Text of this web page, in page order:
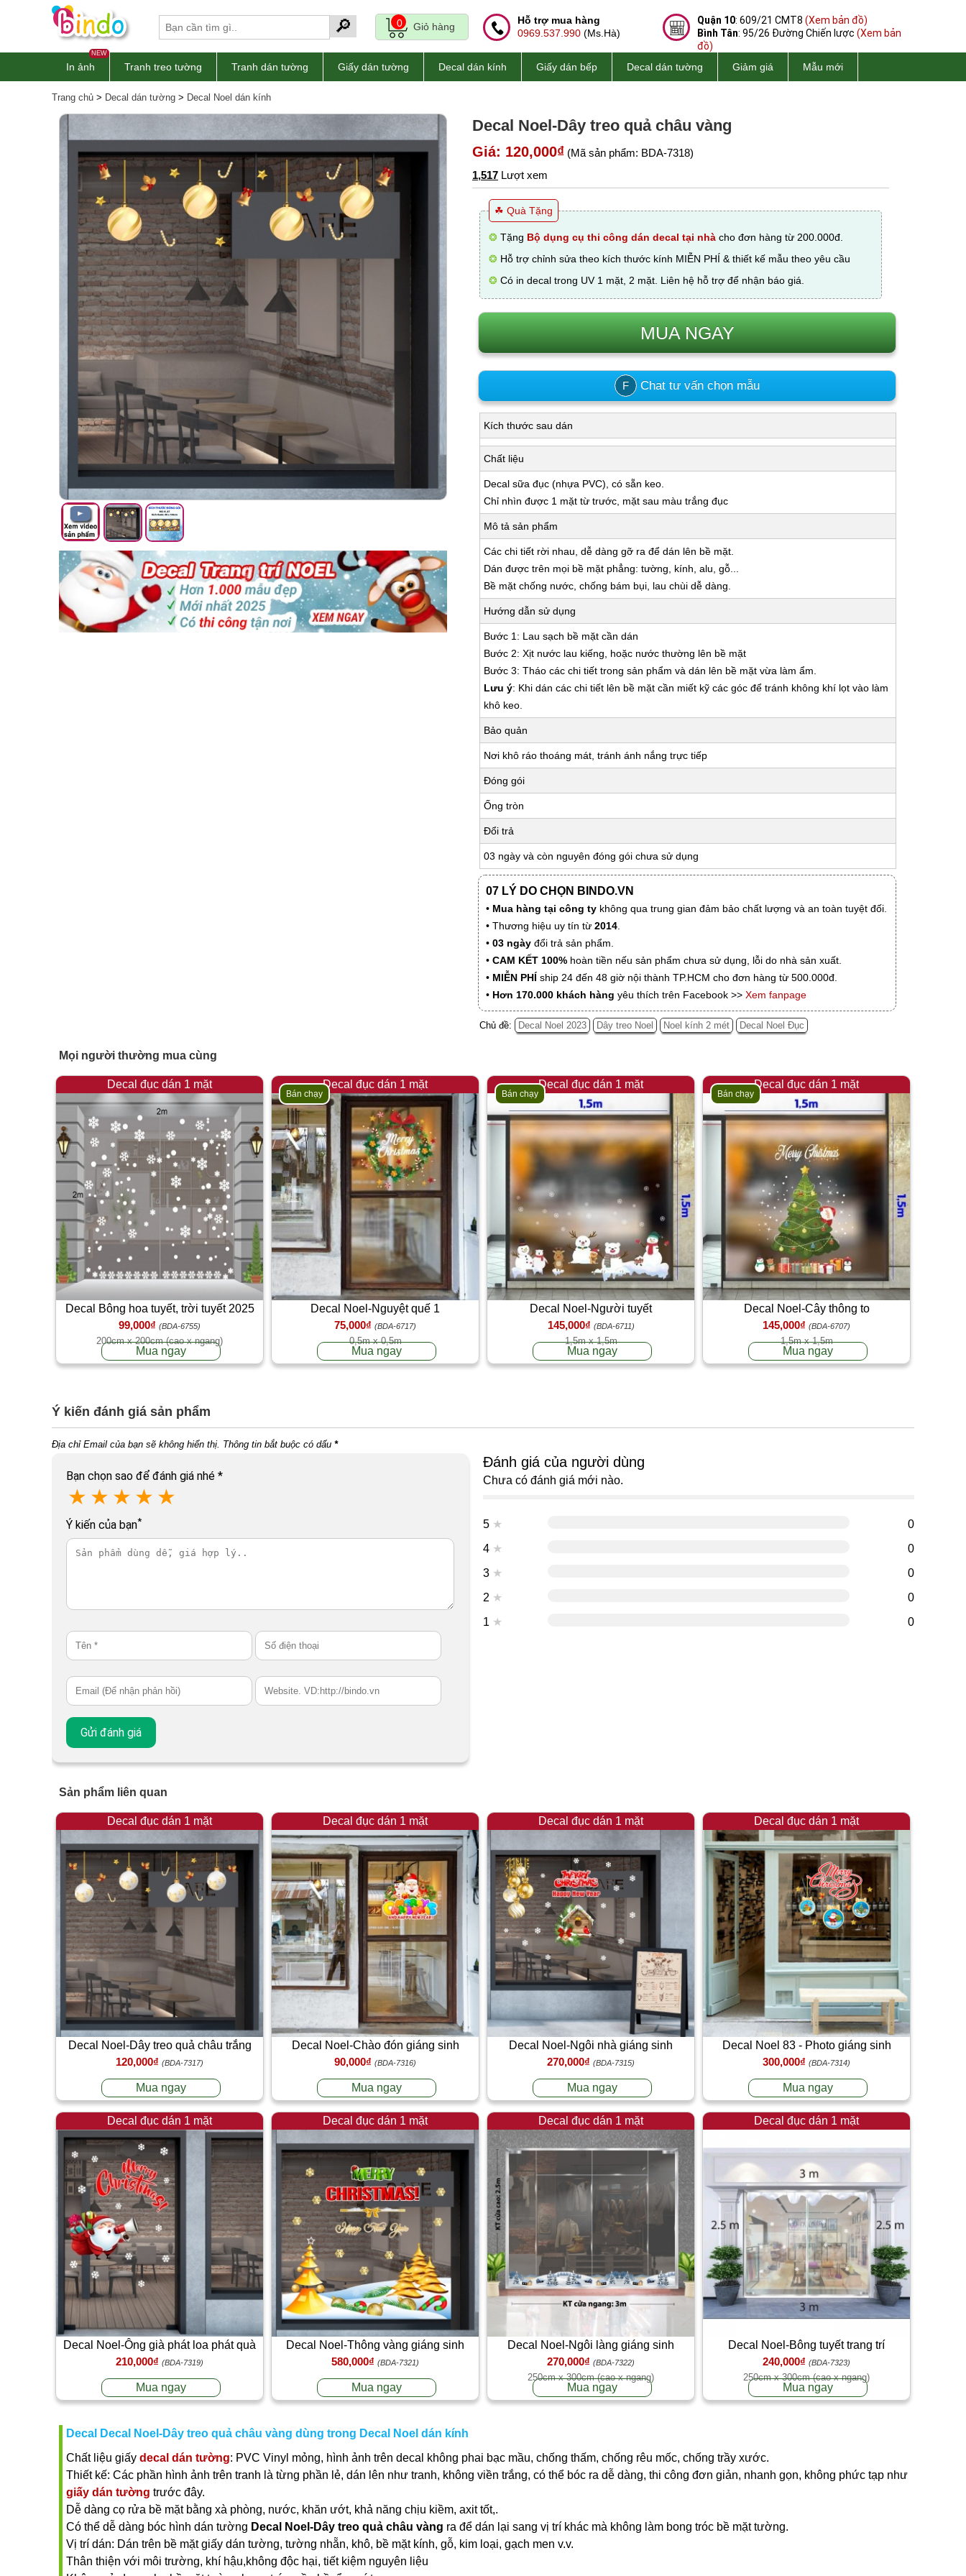
🔎 0 Giỏ hàng
Hỗ trợ mua hàng
0969.537.990 (Ms.Hà)
Quận 10: 609/21 CMT8 (Xem bản đồ)
Bình Tân: 95/26 Đường Chiến lược (Xem bản
đồ)
NEW
In ảnh Tranh treo tường Tranh dán tường Giấy dán tường Decal dán kính Giấy dán bếp Decal dán tường Giảm giá Mẫu mới
Trang chủ > Decal dán tường > Decal Noel dán kính
Decal Noel-Dây treo quả châu vàng
Giá: 120,000₫ (Mã sản phẩm: BDA-7318)
1,517 Lượt xem
☘ Quà Tặng
❂ Tặng Bộ dụng cụ thi công dán decal tại nhà cho đơn hàng từ 200.000đ.
❂ Hỗ trợ chỉnh sửa theo kích thước kính MIỄN PHÍ & thiết kế mẫu theo yêu cầu
❂ Có in decal trong UV 1 mặt, 2 mặt. Liên hệ hỗ trợ để nhận báo giá.
MUA NGAY
F Chat tư vấn chọn mẫu
Kích thước sau dán
Chất liệu
Decal sữa đục (nhựa PVC), có sẵn keo.
Chỉ nhìn được 1 mặt từ trước, mặt sau màu trắng đục
Mô tả sản phẩm
Các chi tiết rời nhau, dễ dàng gỡ ra để dán lên bề mặt.
Dán được trên mọi bề mặt phẳng: tường, kính, alu, gỗ...
Bề mặt chống nước, chống bám bụi, lau chùi dễ dàng.
Hướng dẫn sử dụng
Bước 1: Lau sạch bề mặt cần dán
Bước 2: Xịt nước lau kiếng, hoặc nước thường lên bề mặt
Bước 3: Tháo các chi tiết trong sản phẩm và dán lên bề mặt vừa làm ẩm.
Lưu ý: Khi dán các chi tiết lên bề mặt cần miết kỹ các góc để tránh không khí lọt vào làm
khô keo.
Bảo quản
Nơi khô ráo thoáng mát, tránh ánh nắng trực tiếp
Đóng gói
Ống tròn
Đổi trả
03 ngày và còn nguyên đóng gói chưa sử dụng
07 LÝ DO CHỌN BINDO.VN
• Mua hàng tại công ty không qua trung gian đảm bảo chất lượng và an toàn tuyệt đối.
• Thương hiệu uy tín từ 2014
• 03 ngày đổi trả sản phẩm.
• CAM KẾT 100% hoàn tiền nếu sản phẩm chưa sử dụng, lỗi do nhà sản xuất.
• MIỄN PHÍ ship 24 đến 48 giờ nội thành TP.HCM cho đơn hàng từ 500.000đ.
• Hơn 170.000 khách hàng yêu thích trên Facebook >> Xem fanpage
Chủ đề: Decal Noel 2023 Dây treo Noel Noel kính 2 mét Decal Noel Đục
Mọi người thường mua cùng
Decal đục dán 1 mặt
Decal Bông hoa tuyết, trời tuyết 2025
99,000₫ (BDA-6755)
200cm x 200cm (cao x ngang)
Mua ngay
Decal đục dán 1 mặt
Bán chạy
Decal Noel-Nguyệt quế 1
75,000₫ (BDA-6717)
0,5m x 0,5m
Mua ngay
Decal đục dán 1 mặt
Bán chạy
Decal Noel-Người tuyết
145,000₫ (BDA-6711)
1,5m x 1,5m
Mua ngay
Decal đục dán 1 mặt
Bán chạy
Decal Noel-Cây thông to
145,000₫ (BDA-6707)
1,5m x 1,5m
Mua ngay
Ý kiến đánh giá sản phẩm
Địa chỉ Email của bạn sẽ không hiển thị. Thông tin bắt buộc có dấu *
Bạn chọn sao để đánh giá nhé *
★ ★ ★ ★ ★
Ý kiến của bạn*
Đánh giá của người dùng
Chưa có đánh giá mới nào.
5 ★
0
4 ★
0
3 ★
0
2 ★
0
1 ★ 0
Sản phẩm liên quan
Decal đục dán 1 mặt
Decal Noel-Dây treo quả châu trắng
120,000₫ (BDA-7317)
Mua ngay
Decal đục dán 1 mặt
Decal Noel-Chào đón giáng sinh
90,000₫ (BDA-7316)
Mua ngay
Decal đục dán 1 mặt
Decal Noel-Ngôi nhà giáng sinh
270,000₫ (BDA-7315)
Mua ngay
Decal đục dán 1 mặt
Decal Noel 83 - Photo giáng sinh
300,000₫ (BDA-7314)
Mua ngay
Decal đục dán 1 mặt
Decal Noel-Ông già phát loa phát quà
210,000₫ (BDA-7319)
Mua ngay
Decal đục dán 1 mặt
Decal Noel-Thông vàng giáng sinh
580,000₫ (BDA-7321)
Mua ngay
Decal đục dán 1 mặt
Decal Noel-Ngôi làng giáng sinh
270,000₫ (BDA-7322)
250cm x 300cm (cao x ngang)
Mua ngay
Decal đục dán 1 mặt
Decal Noel-Bông tuyết trang trí
240,000₫ (BDA-7323)
250cm x 300cm (cao x ngang)
Mua ngay
Decal Decal Noel-Dây treo quả châu vàng dùng trong Decal Noel dán kính
Chất liệu giấy decal dán tường: PVC Vinyl mỏng, hình ảnh trên decal không phai bạc mầu, chống thấm, chống rêu mốc, chống trầy xước.
Thiết kế: Các phần hình ảnh trên tranh là từng phần lẻ, dán lên như tranh, không viền trắng, có thể bóc ra dễ dàng, thi công đơn giản, nhanh gọn, không phức tạp như
giấy dán tường trước đây.
Dễ dàng cọ rửa bề mặt bằng xà phòng, nước, khăn ướt, khả năng chịu kiềm, axit tốt,.
Có thể dễ dàng bóc hình dán tường Decal Noel-Dây treo quả châu vàng ra để dán lại sang vị trí khác mà không làm bong tróc bề mặt tường.
Vị trí dán: Dán trên bề mặt giấy dán tường, tường nhẵn, khô, bề mặt kính, gỗ, kim loại, gạch men v.v.
Thân thiện với môi trường, khí hậu,không độc hại, tiết kiệm nguyên liệu